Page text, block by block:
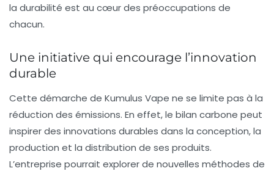
la durabilité est au cœur des préoccupations de
chacun.
Une initiative qui encourage l’innovation
durable
Cette démarche de Kumulus Vape ne se limite pas à la
réduction des émissions. En effet, le bilan carbone peut
inspirer des innovations durables dans la conception, la
production et la distribution de ses produits.
L’entreprise pourrait explorer de nouvelles méthodes de